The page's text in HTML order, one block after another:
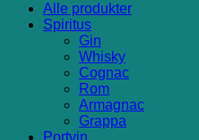
Alle produkter
Spiritus
Gin
Whisky
Cognac
Rom
Armagnac
Grappa